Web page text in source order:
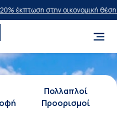
οικονομική θέση σε
Πολλαπλοί
Προορισμοί